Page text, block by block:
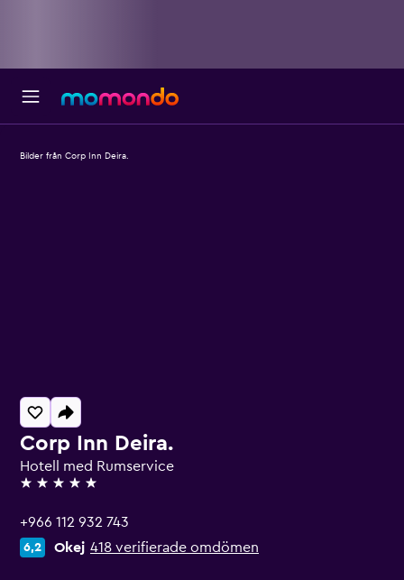
Corp Inn Deira.
Hotell med Rumservice
5 stjärnor
+966 112 932 743
6,2 Okej 418 verifierade omdömen
Bilder från Corp Inn Deira.